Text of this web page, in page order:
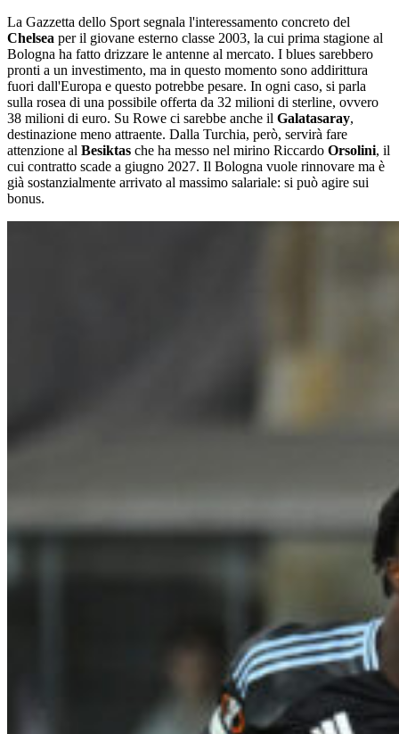
La Gazzetta dello Sport segnala l'interessamento concreto del
Chelsea per il giovane esterno classe 2003, la cui prima stagione al
Bologna ha fatto drizzare le antenne al mercato. I blues sarebbero
pronti a un investimento, ma in questo momento sono addirittura
fuori dall'Europa e questo potrebbe pesare. In ogni caso, si parla
sulla rosea di una possibile offerta da 32 milioni di sterline, ovvero
38 milioni di euro. Su Rowe ci sarebbe anche il Galatasaray,
destinazione meno attraente. Dalla Turchia, però, servirà fare
attenzione al Besiktas che ha messo nel mirino Riccardo Orsolini, il
cui contratto scade a giugno 2027. Il Bologna vuole rinnovare ma è
già sostanzialmente arrivato al massimo salariale: si può agire sui
bonus.